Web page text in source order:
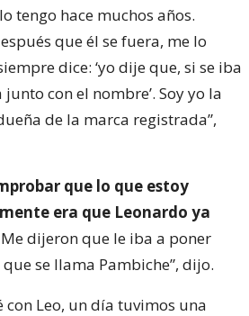
tengo hace muchos años.
que él se fuera, me lo
dice: ‘yo dije que, si se iba
con el nombre’. Soy yo la
de la marca registrada”,
que lo que estoy
era que Leonardo ya
Me dijeron que le iba a poner
se llama Pambiche”, dijo.
con Leo, un día tuvimos una